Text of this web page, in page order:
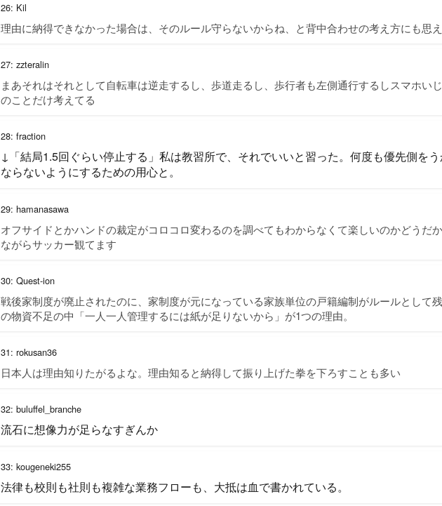
26: Kil
理由に納得できなかった場合は、そのルール守らないからね、と背中合わせの考え方にも思え
27: zzteralin
まあそれはそれとして自転車は逆走するし、歩道走るし、歩行者も左側通行するしスマホい
のことだけ考えてる
28: fraction
↓「結局1.5回ぐらい停止する」私は教習所で、それでいいと習った。何度も優先側を
ならないようにするための用心と。
29: hamanasawa
オフサイドとかハンドの裁定がコロコロ変わるのを調べてもわからなくて楽しいのかどうだ
ながらサッカー観てます
30: Quest-ion
戦後家制度が廃止されたのに、家制度が元になっている家族単位の戸籍編制がルールとして
の物資不足の中「一人一人管理するには紙が足りないから」が1つの理由。
31: rokusan36
日本人は理由知りたがるよな。理由知ると納得して振り上げた拳を下ろすことも多い
32: buluffel_branche
流石に想像力が足らなすぎんか
33: kougeneki255
法律も校則も社則も複雑な業務フローも、大抵は血で書かれている。